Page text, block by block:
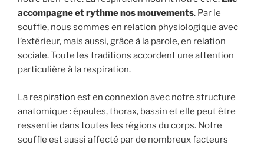
accompagne et rythme nos mouvements. Par le
souffle, nous sommes en relation physiologique avec
l’extérieur, mais aussi, grâce à la parole, en relation
sociale. Toute les traditions accordent une attention
particulière à la respiration.
La respiration est en connexion avec notre structure
anatomique : épaules, thorax, bassin et elle peut être
ressentie dans toutes les régions du corps. Notre
souffle est aussi affecté par de nombreux facteurs